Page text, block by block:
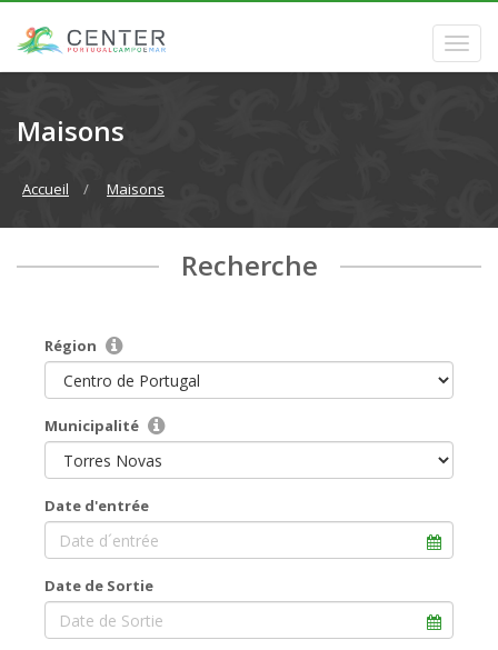
Maisons
Accueil Maisons
Recherche
Région
Municipalité
Date d'entrée
Date de Sortie